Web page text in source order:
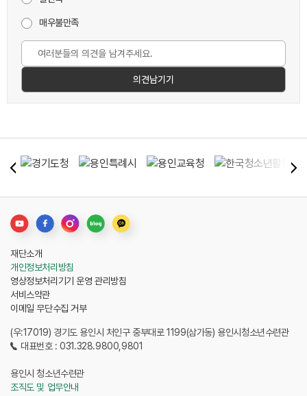
매우불만족
(우:17019) 경기도 용인시 처인구 중부대로 1199(삼가동) 용인시청소년수련관
대표번호 : 031.328.9800,9801
용인시 청소년수련관
조직도 및 업무안내
재단소개
개인정보처리방침
영상정보처리기기 운영 관리방침
서비스약관
이메일 무단수집 거부